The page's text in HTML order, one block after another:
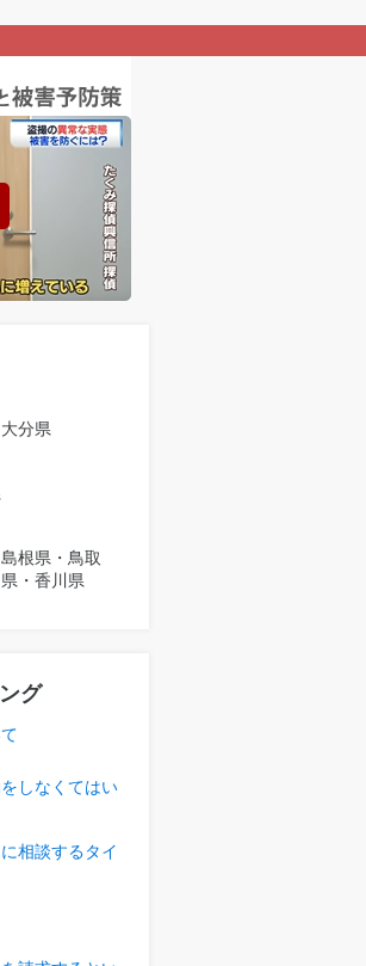
分県
根県・鳥取
・香川県
グ
しなくてはい
相談するタイ